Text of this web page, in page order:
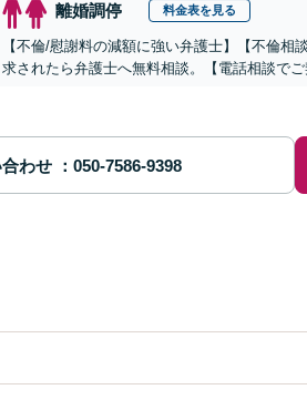
離婚調停 料金表を見る
【不倫/慰謝料の減額に強い弁護士】【不倫
求されたら弁護士へ無料相談。【電話相談で
わせ